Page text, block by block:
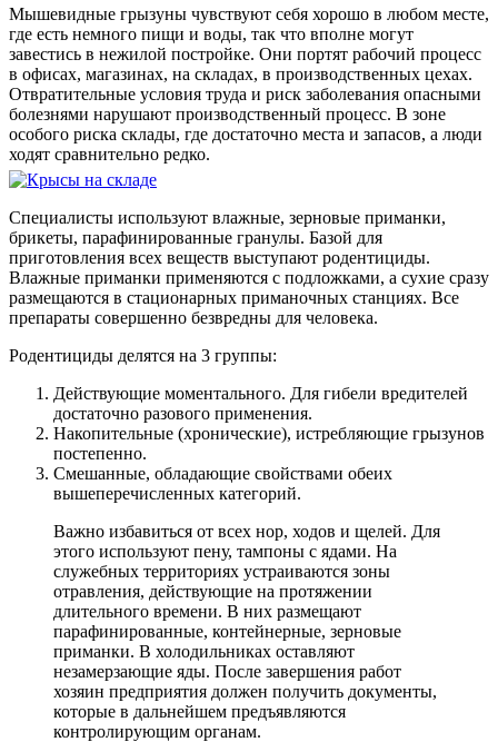
Мышевидные грызуны чувствуют себя хорошо в любом месте,
где есть немного пищи и воды, так что вполне могут
завестись в нежилой постройке. Они портят рабочий процесс
в офисах, магазинах, на складах, в производственных цехах.
Отвратительные условия труда и риск заболевания опасными
болезнями нарушают производственный процесс. В зоне
особого риска склады, где достаточно места и запасов, а люди
ходят сравнительно редко.
Специалисты используют влажные, зерновые приманки,
брикеты, парафинированные гранулы. Базой для
приготовления всех веществ выступают родентициды.
Влажные приманки применяются с подложками, а сухие сразу
размещаются в стационарных приманочных станциях. Все
препараты совершенно безвредны для человека.
Родентициды делятся на 3 группы:
Действующие моментального. Для гибели вредителей
достаточно разового применения.
Накопительные (хронические), истребляющие грызунов
постепенно.
Смешанные, обладающие свойствами обеих
вышеперечисленных категорий.
Важно избавиться от всех нор, ходов и щелей. Для
этого используют пену, тампоны с ядами. На
служебных территориях устраиваются зоны
отравления, действующие на протяжении
длительного времени. В них размещают
парафинированные, контейнерные, зерновые
приманки. В холодильниках оставляют
незамерзающие яды. После завершения работ
хозяин предприятия должен получить документы,
которые в дальнейшем предъявляются
контролирующим органам.